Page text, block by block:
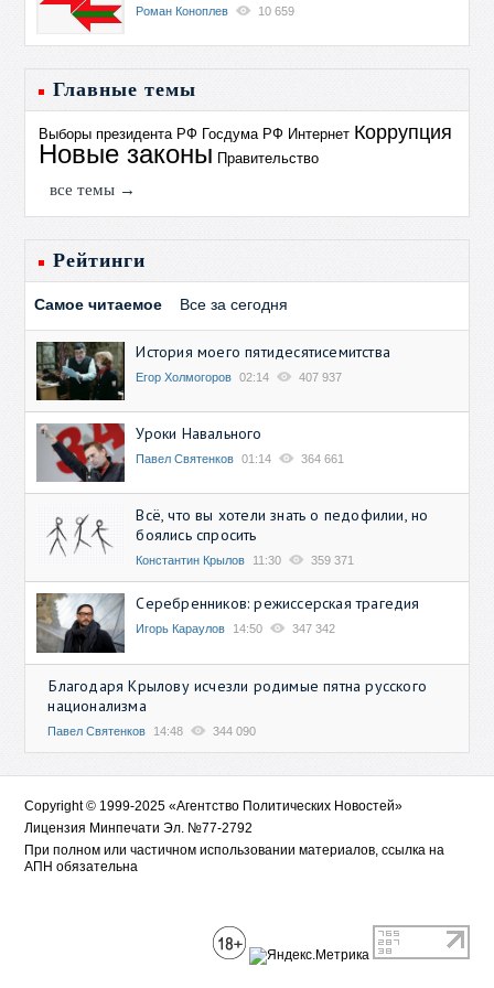
Роман Коноплев 10 659
Главные темы
Выборы президента РФ Госдума РФ Интернет Коррупция
Новые законы Правительство
все темы →
Рейтинги
Самое читаемое Все за сегодня
История моего пятидесятисемитства
Егор Холмогоров 02:14 407 937
Уроки Навального
Павел Святенков 01:14 364 661
Всё, что вы хотели знать о педофилии, но
боялись спросить
Константин Крылов 11:30 359 371
Серебренников: режиссерская трагедия
Игорь Караулов 14:50 347 342
Благодаря Крылову исчезли родимые пятна русского
национализма
Павел Святенков 14:48 344 090
Copyright © 1999-2025 «Агентство Политических Новостей»
Лицензия Минпечати Эл. №77-2792
При полном или частичном использовании материалов, ссылка на
АПН обязательна